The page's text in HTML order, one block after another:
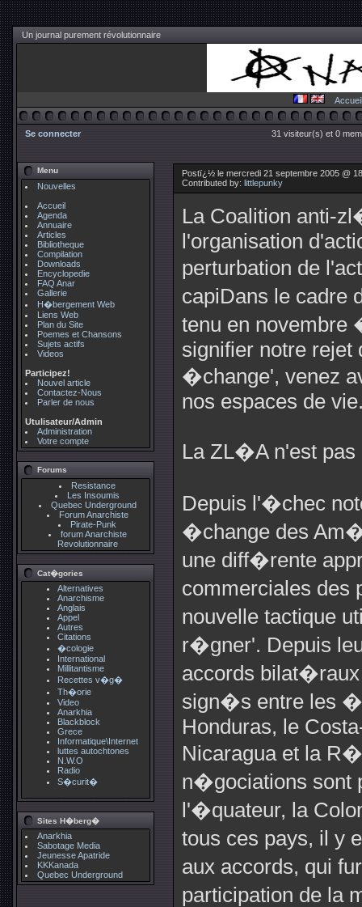
Un journal purement révolutionnaire
Accueil
Se connecter 31 visiteur(s) et 0
Menu
Nouvelles
Accueil
Agenda
Annuaire
Articles
Bibliotheque
Compilation
Downloads
Encyclopedie
FAQ Anar
Gallerie
H�bergement Web
Liens Web
Plan du Site
Poemes et Chansons
Sujets actifs
Videos
Participez!
Nouvel article
Contactez-Nous
Parler de nous
Utulisateur/Admin
Administration
Votre compte
Forums
Resistance
Les Insoumis
Quebec Underground
Forum Anarchiste
Pirate-Punk
forum Anarchiste
Revolutionnaire
Cat�gories
Alternatives
Anarchisme
Anglais
Appel
Autres
Citations
�cologie
International
Millitantisme
Recettes v�g�
Th�orie
Video
Anarkhia
Blackblock
Grece
Informatique\Internet
luttes autochtones
N.W.O
Radio
S�curit�
Sites H�berg�
Anarkhia
Sabotage Media
Jeunesse Apatride
KKKanada
Quebec Underground
Postï¿½ le mercredi 21 septembre 2005 @
Contributed by: littlepunky
La Coalition anti-
l'organisation
perturbation de
capiDans le cadre
tenu en novembre
signifier notre rejet
�change', venez
nos espaces de
La ZL�A n'est pas
Depuis l'�chec
�change des
une diff�rente
commerciales des
nouvelle tactique
r�gner'. Depuis
accords
sign�s entre les
Honduras, le
Nicaragua et la
n�gociations sont
l'�quateur, la
tous ces pays, il y
aux accords, qui
participation de la